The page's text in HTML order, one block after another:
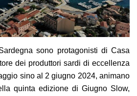
sono protagonisti di Casa
dei produttori sardi di eccellenza
sino al 2 giugno 2024, animano
quinta edizione di Giugno Slow,